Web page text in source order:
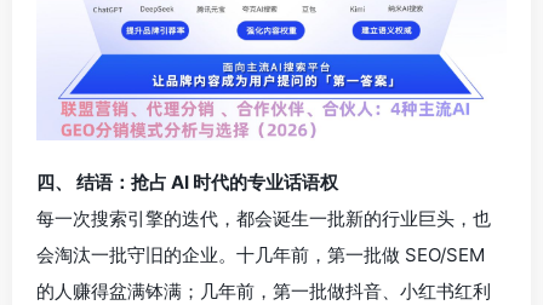
四、 结语：抢占 AI 时代的专业话语权
每一次搜索引擎的迭代，都会诞生一批新的行业巨头，也
会淘汰一批守旧的企业。十几年前，第一批做 SEO/SEM
的人赚得盆满钵满；几年前，第一批做抖音、小红书红利